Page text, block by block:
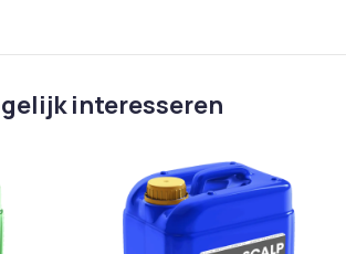
interesseren